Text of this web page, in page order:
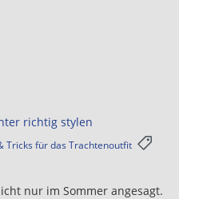
richtig stylen
Tricks für das Trachtenoutfit
nur im Sommer angesagt.